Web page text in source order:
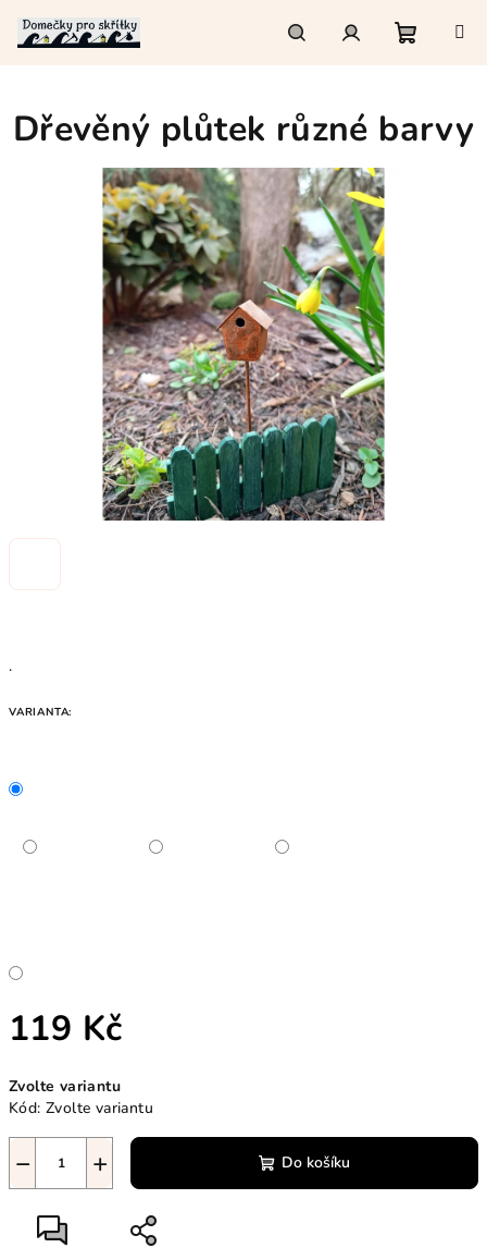
obsah
košík
.
VARIANTA:
119 Kč
cena:
Zvolte variantu
Kód: Zvolte variantu
+
− Do košíku
Dřevěný plůtek různé barvy